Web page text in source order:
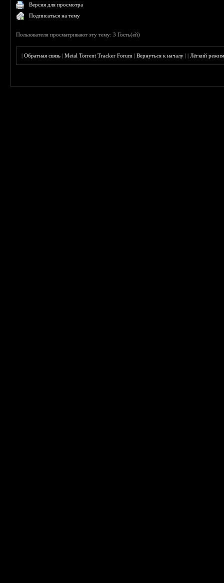
Версия для просмотра
Подписаться на тему
Пользователи просматривают эту тему: 3 Гость(ей)
|Обратная связь |Metal Torrent Tracker Forum |Вернуться к началу ||Лёгкий